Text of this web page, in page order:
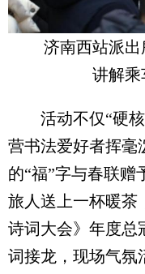
济南西站派
讲解乘
活动不仅“硬核
营书法爱好者挥毫
的“福”字与春联赠
旅人送上一杯暖茶
诗词大会》年度总
词接龙，现场气氛